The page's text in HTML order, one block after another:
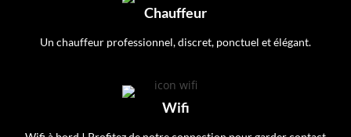
Chauffeur
Un chauffeur professionnel, discret, ponctuel et élégant.
Wifi